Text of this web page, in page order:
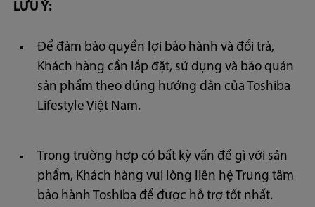
LƯU Ý:
Để đảm bảo quyền lợi bảo hành và đổi trả,
Khách hàng cần lắp đặt, sử dụng và bảo quản
sản phẩm theo đúng hướng dẫn của Toshiba
Lifestyle Việt Nam.
Trong trường hợp có bất kỳ vấn đề gì với sản
phẩm, Khách hàng vui lòng liên hệ Trung tâm
bảo hành Toshiba để được hỗ trợ tốt nhất.